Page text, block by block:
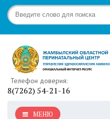
Телефон доверия:
8(7262) 54-21-16
МЕНЮ